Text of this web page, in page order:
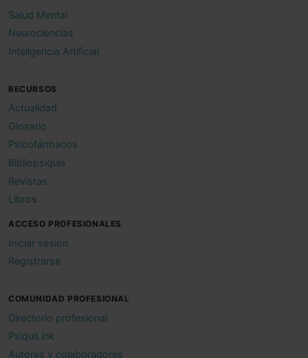
Salud Mental
Neurociencias
Inteligencia Artificial
RECURSOS
Actualidad
Glosario
Psicofármacos
Bibliopsiquis
Revistas
Libros
ACCESO PROFESIONALES
Iniciar sesión
Registrarse
COMUNIDAD PROFESIONAL
Directorio profesional
PsiquiLink
Autores y colaboradores